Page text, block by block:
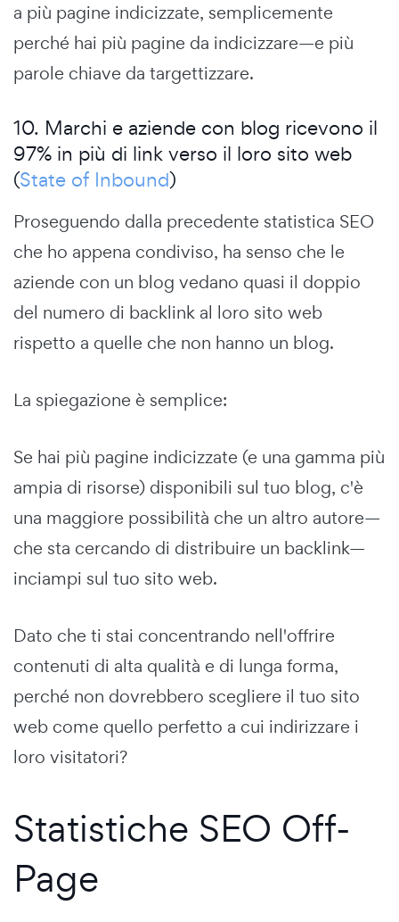
a più pagine indicizzate, semplicemente
perché hai più pagine da indicizzare—e più
parole chiave da targettizzare.
10. Marchi e aziende con blog ricevono il
97% in più di link verso il loro sito web
(State of Inbound)
Proseguendo dalla precedente statistica SEO
che ho appena condiviso, ha senso che le
aziende con un blog vedano quasi il doppio
del numero di backlink al loro sito web
rispetto a quelle che non hanno un blog.
La spiegazione è semplice:
Se hai più pagine indicizzate (e una gamma più
ampia di risorse) disponibili sul tuo blog, c'è
una maggiore possibilità che un altro autore—
che sta cercando di distribuire un backlink—
inciampi sul tuo sito web.
Dato che ti stai concentrando nell'offrire
contenuti di alta qualità e di lunga forma,
perché non dovrebbero scegliere il tuo sito
web come quello perfetto a cui indirizzare i
loro visitatori?
Statistiche SEO Off-
Page